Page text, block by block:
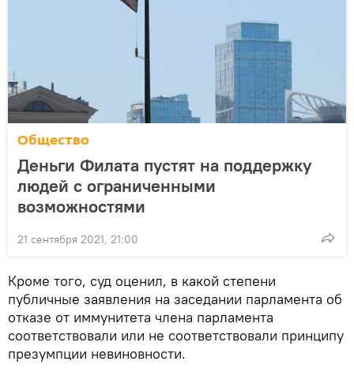
Общество
Деньги Филата пустят на поддержку
людей с ограниченными
возможностями
21 сентября 2021, 21:00
Кроме того, суд оценил, в какой степени
публичные заявления на заседании парламента об
отказе от иммунитета члена парламента
соответствовали или не соответствовали принципу
презумпции невиновности.